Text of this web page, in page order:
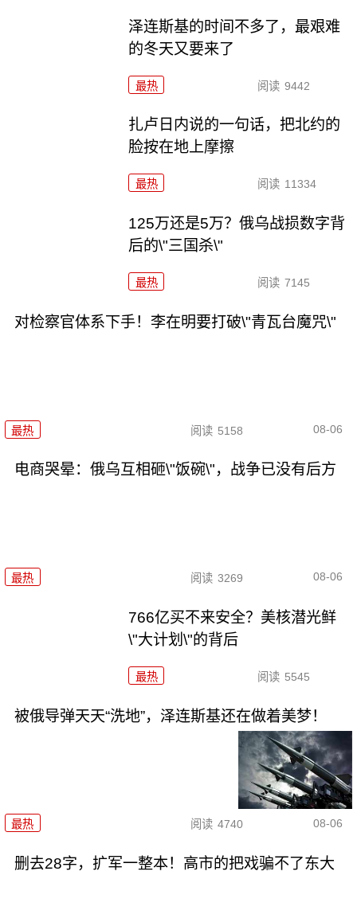
泽连斯基的时间不多了，最艰难
的冬天又要来了
最热 阅读 9442
扎卢日内说的一句话，把北约的
脸按在地上摩擦
最热 阅读 11334
125万还是5万？俄乌战损数字背
后的\"三国杀\"
最热 阅读 7145
对检察官体系下手！李在明要打破\"青瓦台魔咒\"
最热 阅读 5158 08-06
电商哭晕：俄乌互相砸\"饭碗\"，战争已没有后方
最热 阅读 3269 08-06
766亿买不来安全？美核潜光鲜
\"大计划\"的背后
最热 阅读 5545
被俄导弹天天“洗地”，泽连斯基还在做着美梦！
最热 阅读 4740 08-06
删去28字，扩军一整本！高市的把戏骗不了东大